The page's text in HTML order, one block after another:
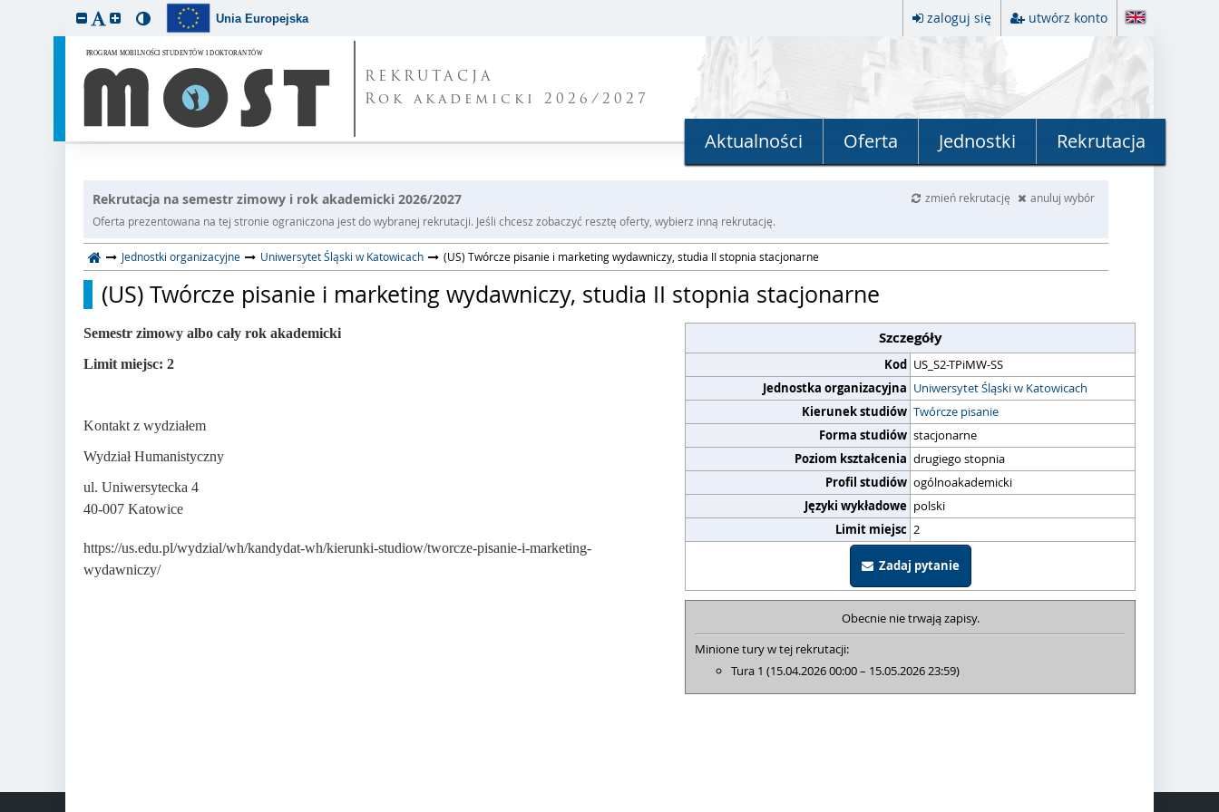
Unia Europejska zaloguj się utwórz konto
REKRUTACJA
Rok akademicki 2026/2027
Aktualności Oferta Jednostki Rekrutacja
Rekrutacja na semestr zimowy i rok akademicki 2026/2027 zmień rekrutację
anuluj wybór
Oferta prezentowana na tej stronie ograniczona jest do wybranej rekrutacji. Jeśli chcesz zobaczyć resztę oferty, wybierz inną rekrutację.
Jednostki organizacyjne Uniwersytet Śląski w Katowicach (US) Twórcze pisanie i marketing wydawniczy, studia II stopnia stacjonarne
(US) Twórcze pisanie i marketing wydawniczy, studia II stopnia stacjonarne
Szczegóły
Kod US_S2-TPiMW-SS
Jednostka organizacyjna Uniwersytet Śląski w Katowicach
Kierunek studiów Twórcze pisanie
Forma studiów stacjonarne
Poziom kształcenia drugiego stopnia
Profil studiów ogólnoakademicki
Języki wykładowe polski
Limit miejsc 2
Zadaj pytanie
Obecnie nie trwają zapisy.
Minione tury w tej rekrutacji:
Tura 1 (15.04.2026 00:00 – 15.05.2026 23:59)
Semestr zimowy albo cały rok akademicki
Limit miejsc: 2
Kontakt z wydziałem
Wydział Humanistyczny
ul. Uniwersytecka 4
40-007 Katowice
https://us.edu.pl/wydzial/wh/kandydat-wh/kierunki-studiow/tworcze-pisanie-i-marketing-
wydawniczy/